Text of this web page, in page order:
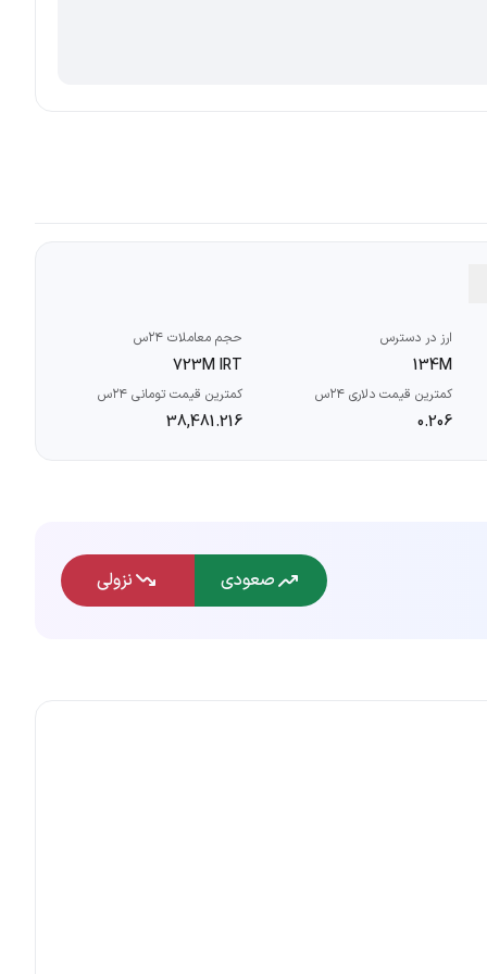
ارز در دسترس
134M
حجم معاملات ۲۴س
723M IRT
کمترین قیمت دلاری ۲۴س
0.206
کمترین قیمت تومانی ۲۴س
38,481.216
صعودی نزولی